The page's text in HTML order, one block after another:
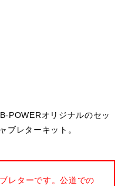
POWERオリジナルのセッ
ブレターキット。
レターです。公道での